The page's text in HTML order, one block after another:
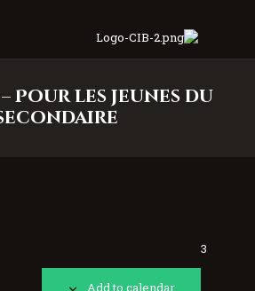
– Pour les jeunes du
Islamique Badr
3
Add to calendar